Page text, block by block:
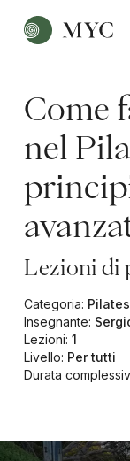
Come
nel
Lezioni di
Categoria: Pilates
Insegnante:
Lezioni: 1
Livello: Per tutti
Durata